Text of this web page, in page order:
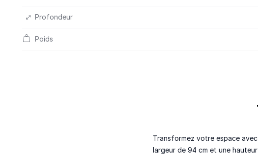
Profondeur
Poids
Transformez votre espace
largeur de 94 cm et une